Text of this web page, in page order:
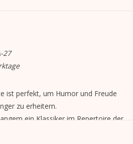
27
ist perfekt, um Humor und Freude
zu erheitern.
ein Klassiker im Repertoire der